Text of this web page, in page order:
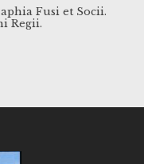
Fusi et Socii.
Regii.